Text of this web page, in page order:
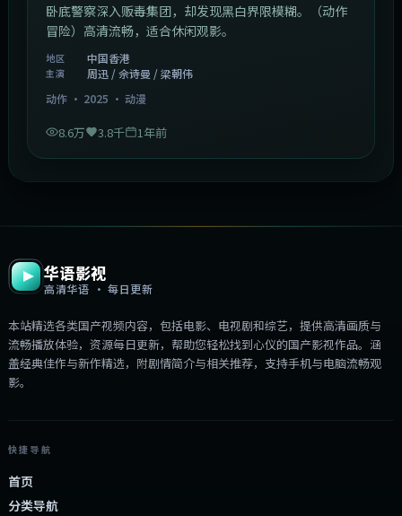
卧底警察深入贩毒集团，却发现黑白界限模糊。（动作
冒险）高清流畅，适合休闲观影。
地区 中国香港
主演
周迅 / 佘诗曼 / 梁朝伟
动作· 2025 · 动漫
8.6万 3.8千 1年前
华语影视
高清华语 · 每日更新
本站精选各类国产视频内容，包括电影、电视剧和综艺，提供高清画质与
流畅播放体验，资源每日更新，帮助您轻松找到心仪的国产影视作品。涵
盖经典佳作与新作精选，附剧情简介与相关推荐，支持手机与电脑流畅观
影。
快捷导航
首页
分类导航